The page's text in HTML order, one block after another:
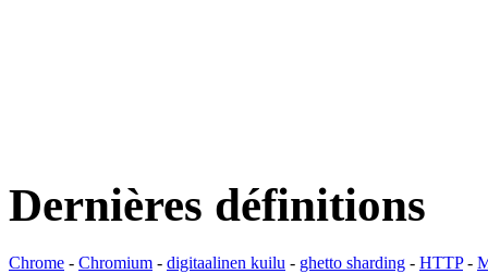
Dernières définitions
Chrome - Chromium - digitaalinen kuilu - ghetto sharding - HTTP-